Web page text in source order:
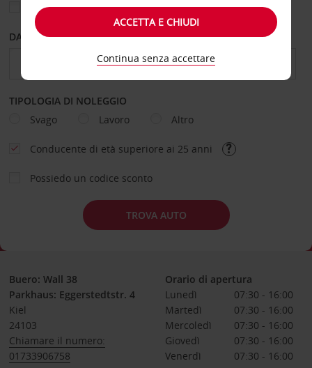
Scegli una località di riconsegna diversa
DAL GIORNO AL GIORNO
TIPOLOGIA DI NOLEGGIO
Svago
Lavoro Altro
Conducente di età superiore ai 25 anni
Possiedo un codice sconto
TROVA AUTO
Buero: Wall 38
Parkhaus: Eggerstedtstr. 4
Kiel
24103
Chiamare il numero:
01733906758
Orario di apertura
Lunedì
07:30 - 16:00
Martedì
07:30 - 16:00
Mercoledì
07:30 - 16:00
Giovedì
07:30 - 16:00
Venerdì
07:30 - 16:00
ACCETTA E CHIUDI
Continua senza accettare